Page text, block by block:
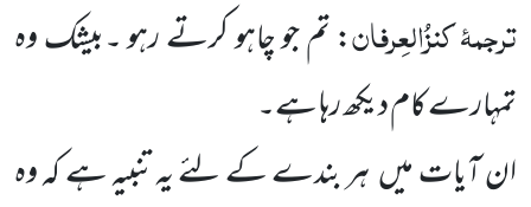
ترجمۂکنزُالعِرفان: تم جو چاہو کرتے رہو ۔بیشک وہ
تمہارے کام دیکھ رہا ہے۔
ان آیات میںہر بندے کے لئے یہ تنبیہ ہے کہ وہ